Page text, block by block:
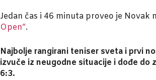
Jedan čas i 46 minuta proveo je
Open“.
Najbolje rangirani teniser sveta i prvi
izvuče iz neugodne situacije i dođe do
6:3.